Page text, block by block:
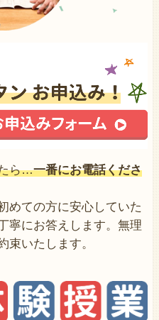
ら…一番にお電話くださ
めての方に安心していた
寧にお答えします。無理
束いたします。